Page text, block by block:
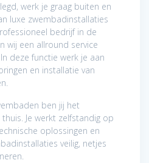
werk je graag buiten en
luxe zwembadinstallaties
bedrijf in de
wij een allround service
deze functie werk je aan
en installatie van
ben jij het
Je werkt zelfstandig op
oplossingen en
veilig, netjes